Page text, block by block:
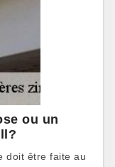
ou un
doit être faite au